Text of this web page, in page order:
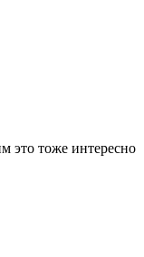
это тоже интересно